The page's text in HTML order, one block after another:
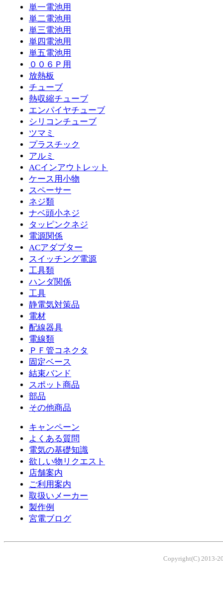
単一電池用
単二電池用
単三電池用
単四電池用
単五電池用
００６Ｐ用
放熱板
チューブ
熱収縮チューブ
エンパイヤチューブ
シリコンチューブ
ツマミ
プラスチック
アルミ
ACインアウトレット
ケース用小物
スペーサー
ネジ類
ナベ頭小ネジ
タッピンクネジ
電源関係
ACアダプター
スイッチング電源
工具類
ハンダ関係
工具
静電気対策品
電材
配線器具
電線類
ＰＦ管コネクタ
固定ベース
結束バンド
スポット商品
部品
その他商品
キャンペーン
よくある質問
電気の基礎知識
欲しい物リクエスト
店舗案内
ご利用案内
取扱いメーカー
製作例
宮電ブログ
Copyright(C) 2013-